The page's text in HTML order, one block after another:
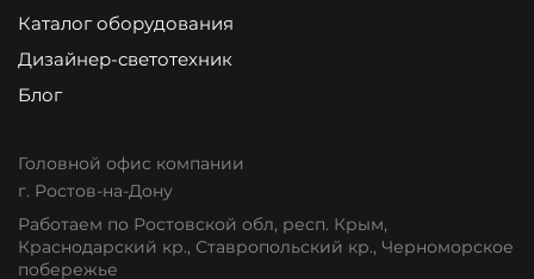
Каталог оборудования
Дизайнер-светотехник
Блог
Головной офис компании
г. Ростов-на-Дону
Работаем по Ростовской обл, респ. Крым,
Краснодарский кр., Ставропольский кр., Черноморское
побережье